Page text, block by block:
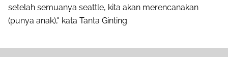
setelah semuanya seattle, kita akan merencanakan
(punya anak)," kata Tanta Ginting.